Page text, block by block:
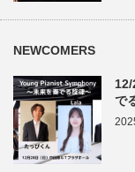
NEWCOMERS
で